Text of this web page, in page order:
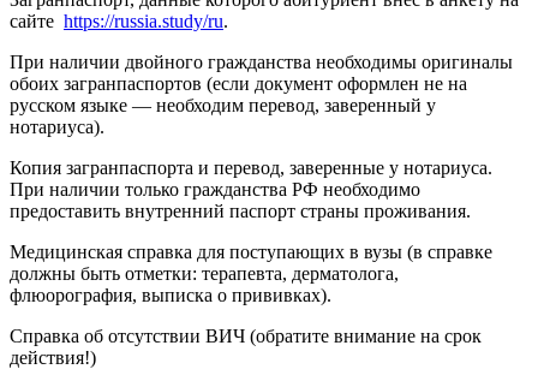
сайте https://russia.study/ru.
При наличии двойного гражданства необходимы оригиналы
обоих загранпаспортов (если документ оформлен не на
русском языке — необходим перевод, заверенный у
нотариуса).
Копия загранпаспорта и перевод, заверенные у нотариуса.
При наличии только гражданства РФ необходимо
предоставить внутренний паспорт страны проживания.
Медицинская справка для поступающих в вузы (в справке
должны быть отметки: терапевта, дерматолога,
флюорография, выписка о прививках).
Справка об отсутствии ВИЧ (обратите внимание на срок
действия!)